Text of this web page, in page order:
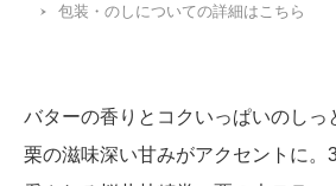
包装・のしについての詳細はこちら
バターの香りとコクいっぱいのしっ
栗の滋味深い甘みがアクセントに。